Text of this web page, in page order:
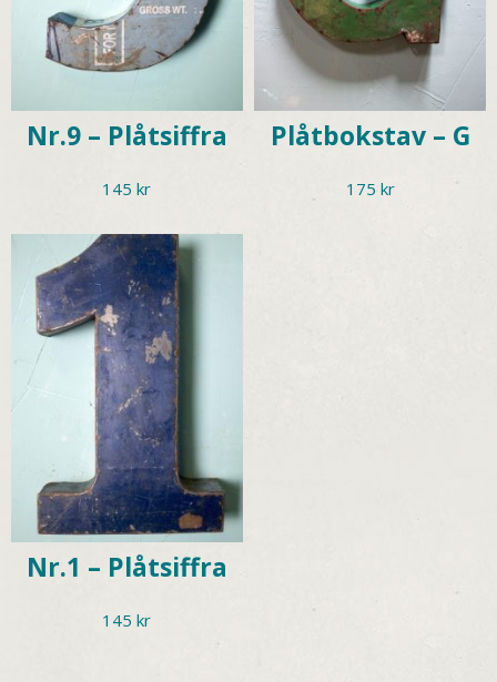
Nr.9 – Plåtsiffra
145kr
Plåtbokstav – G
175 kr
Nr.1 – Plåtsiffra
145kr